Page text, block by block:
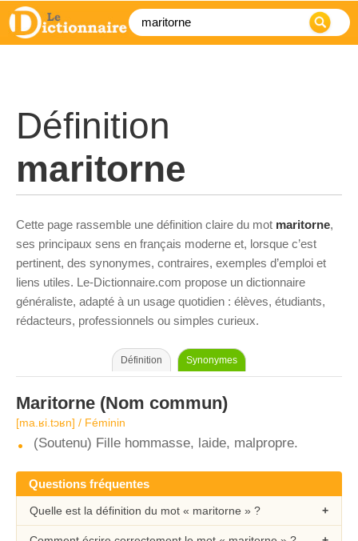
Définition
maritorne
Cette page rassemble une définition claire du mot maritorne,
ses principaux sens en français moderne et, lorsque c’est
pertinent, des synonymes, contraires, exemples d’emploi et
liens utiles. Le-Dictionnaire.com propose un dictionnaire
généraliste, adapté à un usage quotidien : élèves, étudiants,
rédacteurs, professionnels ou simples curieux.
Définition Synonymes
Maritorne (Nom commun)
[ma.ʁi.tɔʁn] / Féminin
(Soutenu) Fille hommasse, laide, malpropre.
Questions fréquentes
Quelle est la définition du mot « maritorne » ?